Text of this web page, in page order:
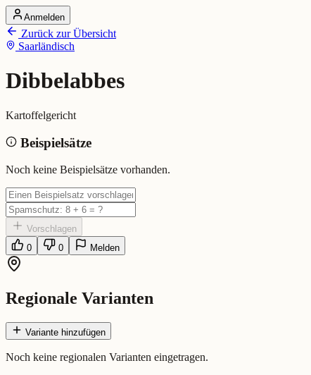
Startseite
Alle Dialekte
Dialekte vergleichen
Dialekt-Karte
Ranking
Dibbelabbes (Saarländisch)
Bedeutung:Kartoffelgericht
Anmelden
Zurück zur Übersicht
Saarländisch
Dibbelabbes
Kartoffelgericht
Beispielsätze
Noch keine Beispielsätze vorhanden.
Vorschlagen
0
0 Melden
Regionale Varianten
Variante hinzufügen
Noch keine regionalen Varianten eingetragen.